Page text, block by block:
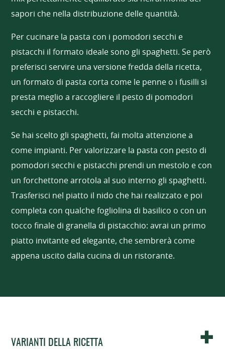
sapori che nella distribuzione delle quantità.
Per cucinare la pasta con i pomodori secchi e
pistacchi il formato ideale sono gli spaghetti. Se però
preferisci servire una versione fredda della ricetta,
un formato di pasta corta come le penne o i fusilli si
presta meglio a raccogliere il pesto di pomodori
secchi e pistacchi.
Se hai scelto gli spaghetti, fai molta attenzione a
come impianti. Per valorizzare la pasta con pesto di
pomodori secchi e pistacchi prendi un mestolo e con
un forchettone arrotola al suo interno gli spaghetti.
Trasferisci nel piatto il nido che hai realizzato e poi
completa con qualche fogliolina di basilico o con un
tocco finale di granella di pistacchio: avrai un primo
piatto invitante ed elegante, che sembrerà come
appena uscito dalla cucina di un ristorante.
VARIANTI DELLA RICETTA